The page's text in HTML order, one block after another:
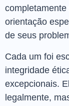
orientação
de seus
Cada um foi
integridade
excepcionais.
legalmente,